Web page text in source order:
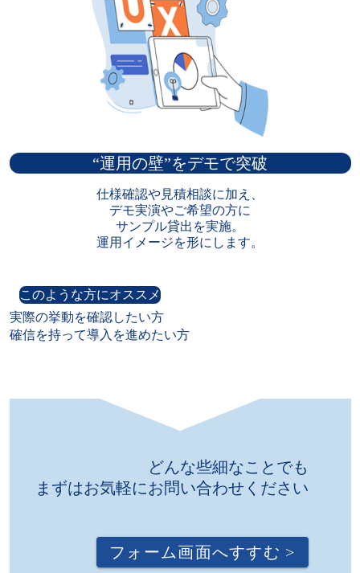
“運用の壁”をデモで突破
仕様確認や見積相談に加え、
デモ実演やご希望の方に
サンプル貸出を実施。
運用イメージを形にします。
このような方にオススメ
実際の挙動を確認したい方
確信を持って導入を進めたい方
どんな些細なことでも
まずはお気軽にお問い合わせください
フォーム画面へすすむ >